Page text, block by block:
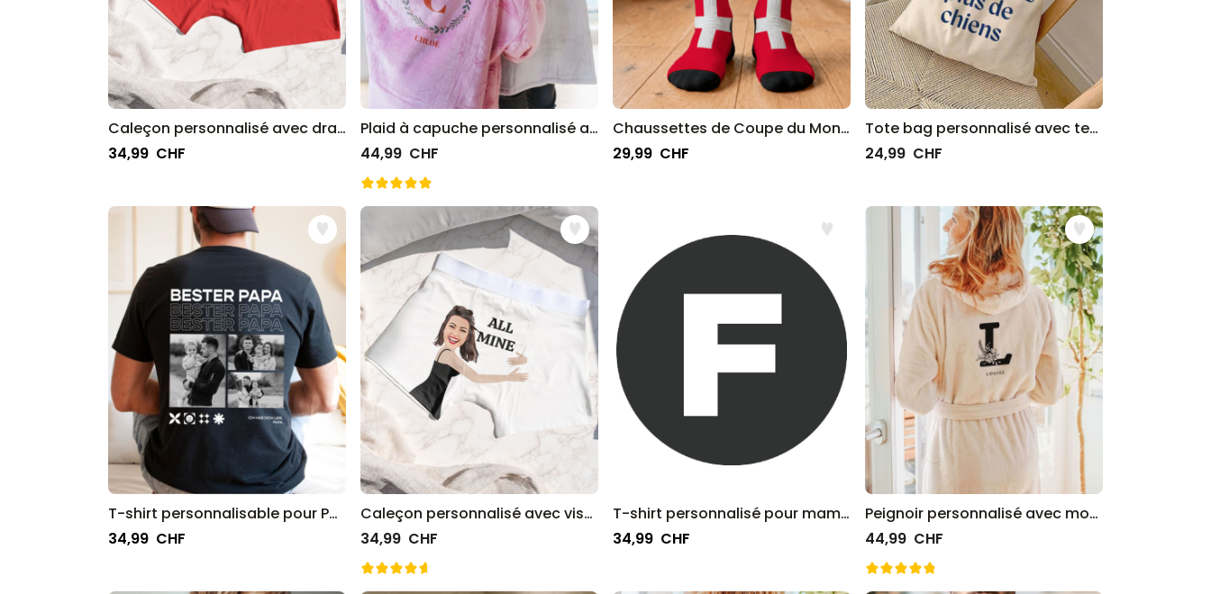
Verre Aperol Spritz personnalisé avec
prénom
plus de 19.400
exemplaires
vendus
24,99 CHF
Personnalisable
texte
Caleçon personnalisé avec drapeau et texte
34,99 CHF
Plaid à capuche personnalisé avec Monogramme de Noël
44,99 CHF
Chaussettes de Coupe du Monde personnalisées avec texte
29,99 CHF
Tote bag personnalisé avec texte
24,99 CHF
T-shirt personnalisable pour Papa avec photos en noir et blanc et texte
34,99 CHF
Caleçon personnalisé avec visage et texte
34,99 CHF
T-shirt personnalisé pour maman avec photos en noir et blanc et texte
34,99 CHF
Peignoir personnalisé avec monogramme et texte
44,99 CHF